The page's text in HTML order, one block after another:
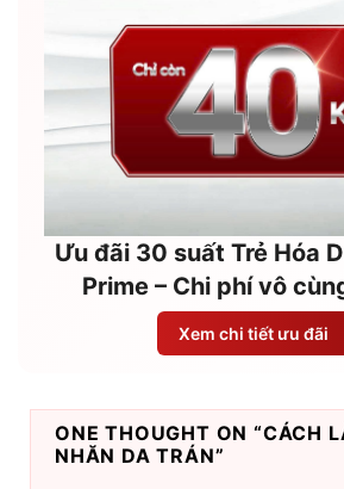
Ưu đãi 30 suất Trẻ Hóa
Prime – Chi phí vô
Xem chi tiết ưu đãi
ONE THOUGHT ON “CÁCH
NHĂN DA TRÁN”